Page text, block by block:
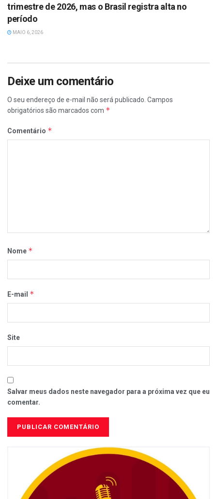
trimestre de 2026, mas o Brasil registra alta no
período
MAIO 6, 2026
Deixe um comentário
O seu endereço de e-mail não será publicado. Campos
obrigatórios são marcados com *
Comentário *
Nome *
E-mail *
Site
Salvar meus dados neste navegador para a próxima vez que eu
comentar.